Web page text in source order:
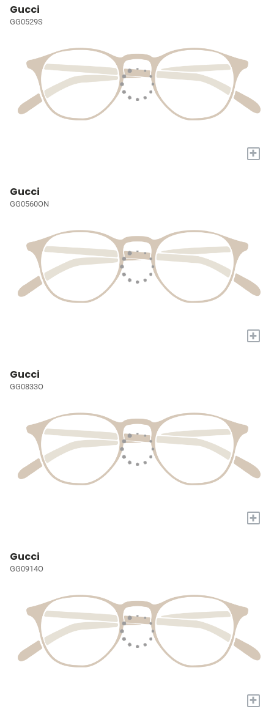
Gucci
GG0529S
+
Gucci
GG0560ON
+
Gucci
GG0833O
+
Gucci
GG0914O
+